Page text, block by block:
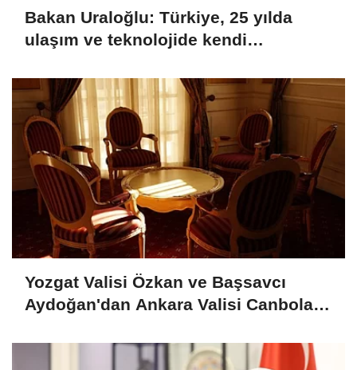
Bakan Uraloğlu: Türkiye, 25 yılda
ulaşım ve teknolojide kendi
Yozgat Valisi Özkan ve Başsavcı
Aydoğan'dan Ankara Valisi Canbolat'a